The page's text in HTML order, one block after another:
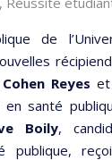
de
Reyes
santé
Boily,
publique,